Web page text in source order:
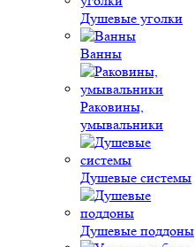
Душевые уголки
Ванны
Раковины,
умывальники
Душевые системы
Душевые поддоны